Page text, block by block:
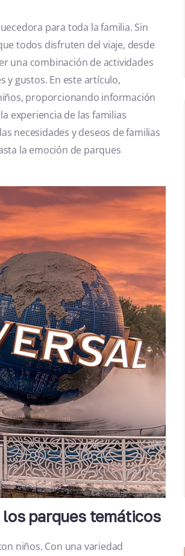
para toda la familia. Sin
todos disfruten del viaje, desde
una combinación de actividades
y gustos. En este artículo,
proporcionando información
experiencia de las familias
necesidades y deseos de familias
la emoción de parques
parques temáticos
niños. Con una variedad